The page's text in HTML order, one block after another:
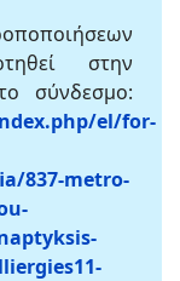
στην
σύνδεσμο:
el/for-
837-metro-